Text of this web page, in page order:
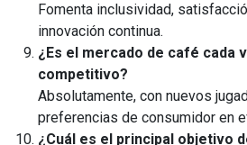
Fomenta inclusividad,
innovación continua.
¿Es el mercado de café cada
competitivo?
Absolutamente, con nuevos
preferencias de consumidor en
¿Cuál es el principal objetivo